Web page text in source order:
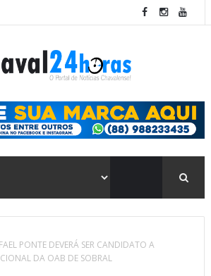
PONTE DEVERÁ SER CANDIDATO A
DA OAB DE SOBRAL